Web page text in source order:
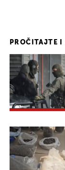
PROČITAJTE I